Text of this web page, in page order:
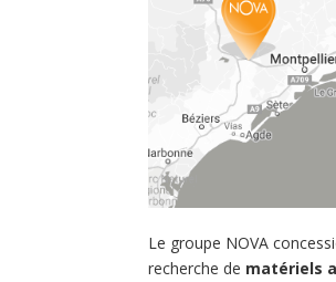
Le groupe NOVA
recherche de matériels